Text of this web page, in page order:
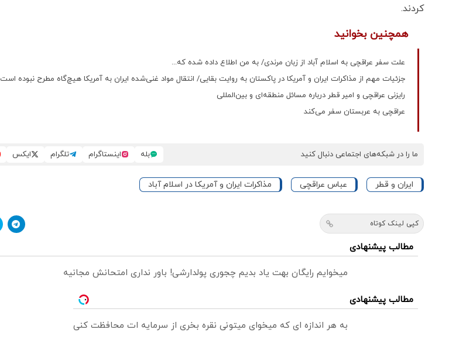
کردند.
همچنین بخوانید
علت سفر عراقچی به اسلام آباد از زبان مرندی/ به من اطلاع داده شده که...
جزئیات مهم از مذاکرات ایران و آمریکا در پاکستان به روایت بقایی/ انتقال مواد غنی‌شده ایران به آمریکا هیچ‌گاه مطرح نبوده است
رایزنی عراقچی و امیر قطر درباره مسائل منطقه‌ای و بین‌المللی
عراقچی به عربستان سفر می‌کند
ما را در شبکه‌های اجتماعی دنبال کنید بله اینستاگرام تلگرام ایکس
ایران و قطر عباس عراقچی مذاکرات ایران و آمریکا در اسلام آباد
کپی لینک کوتاه
مطالب پیشنهادی
میخوایم رایگان بهت یاد بدیم چجوری پولدارشی! باور نداری امتحانش مجانیه
مطالب پیشنهادی
به هر اندازه ای که میخوای میتونی نقره بخری از سرمایه ات محافظت کنی